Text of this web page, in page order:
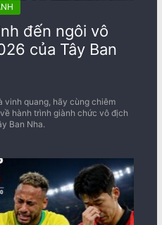
đến ngôi vô
của Tây Ban
vinh quang, hãy cùng chiêm
​​hành trình giành chức vô địch
Ban Nha.